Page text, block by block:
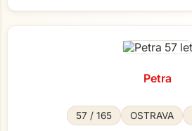
Petra
57 / 165 OSTRAVA